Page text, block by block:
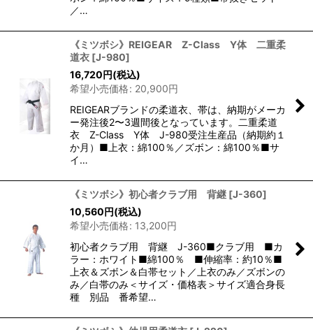
／…
《ミツボシ》REIGEAR Z-Class Y体 二重柔
道衣 [J-980]
16,720円(税込)
希望小売価格: 20,900円
REIGEARブランドの柔道衣、帯は、納期がメーカ
ー発注後2〜3週間後となっています。二重柔道
衣 Z-Class Y体 J-980受注生産品（納期約１
か月）■上衣：綿100％／ズボン：綿100％■サ
イ…
《ミツボシ》初心者クラブ用 背継 [J-360]
10,560円(税込)
希望小売価格: 13,200円
初心者クラブ用 背継 J-360■クラブ用 ■カ
ラー：ホワイト■綿100％ ■伸縮率：約10％■
上衣＆ズボン＆白帯セット／上衣のみ／ズボンの
み／白帯のみ＜サイズ・価格表＞サイズ適合身長
種 別品 番希望…